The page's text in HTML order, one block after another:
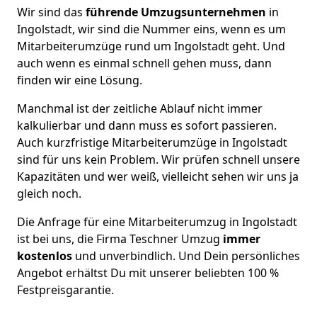
Wir sind das führende Umzugsunternehmen in
Ingolstadt, wir sind die Nummer eins, wenn es um
Mitarbeiterumzüge rund um Ingolstadt geht. Und
auch wenn es einmal schnell gehen muss, dann
finden wir eine Lösung.
Manchmal ist der zeitliche Ablauf nicht immer
kalkulierbar und dann muss es sofort passieren.
Auch kurzfristige Mitarbeiterumzüge in Ingolstadt
sind für uns kein Problem. Wir prüfen schnell unsere
Kapazitäten und wer weiß, vielleicht sehen wir uns ja
gleich noch.
Die Anfrage für eine Mitarbeiterumzug in Ingolstadt
ist bei uns, die Firma Teschner Umzug immer
kostenlos und unverbindlich. Und Dein persönliches
Angebot erhältst Du mit unserer beliebten 100 %
Festpreisgarantie.